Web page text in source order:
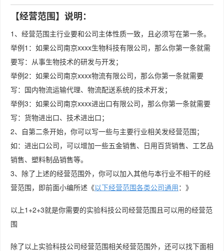
【经营范围】说明：
1、经营范围主行业要和公司主体性质一致，且必须写在第一条。
举例1：如果公司南京xxxx生物科技有限公司，那么你第一条就需
要写：从事生物技术的研发与开发；
举例2：如果公司南京xxxx物流有限公司，那么你第一条就需要
写：国内物流运输代理、物流配送系统的技术开发；
举例3：如果公司南京xxxx进出口有限公司，那么你第一条就需要
写：货物进出口、技术进出口；
2、自第二条开始，你可以写一些与主要行业相关发经营范围；
如：进出口公司，可以增加一些五金销售、日用百货销售、工艺品
销售、塑料制品销售等。
3、除了上述的经营范围外，你可以加入其他与本行业不相干的经
营范围，即前面小编所述《以下经营范围各类公司通用：》
以上1+2+3就是你需要的实验科技公司经营范围且可以用的经营范
围
除了以上实验科技公司经营范围相关经营范围外，还可以找下面相